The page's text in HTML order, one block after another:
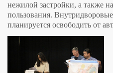
нежилой застройки, а также
пользования.
планируется освободить от